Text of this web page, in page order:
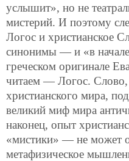
услышит», но не
мистерий. И поэтому
Логос и христианское
синонимы — и «в
греческом оригинале
читаем — Логос.
христианского мира,
великий миф мира
наконец, опыт
«мистики» — не может
метафизическое